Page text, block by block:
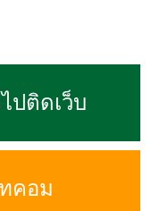
ปติดเว็บ
คอม